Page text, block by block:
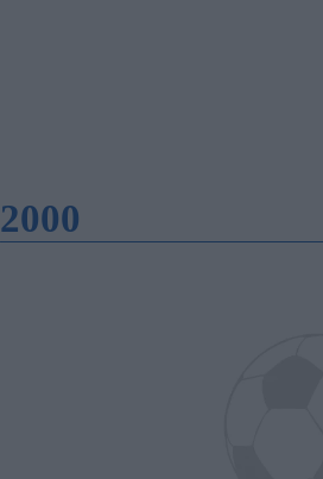
2000